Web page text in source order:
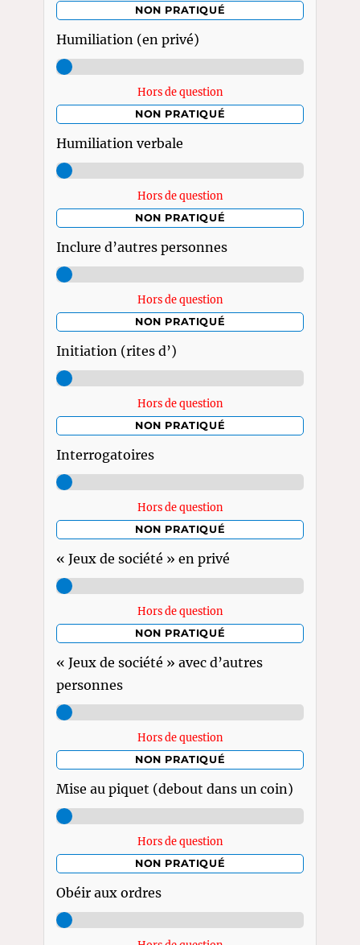
NON PRATIQUÉ
Humiliation (en privé)
Hors de question
NON PRATIQUÉ
Humiliation verbale
Hors de question
NON PRATIQUÉ
Inclure d’autres personnes
Hors de question
NON PRATIQUÉ
Initiation (rites d’)
Hors de question
NON PRATIQUÉ
Interrogatoires
Hors de question
NON PRATIQUÉ
« Jeux de société » en privé
Hors de question
NON PRATIQUÉ
« Jeux de société » avec d’autres
personnes
Hors de question
NON PRATIQUÉ
Mise au piquet (debout dans un coin)
Hors de question
NON PRATIQUÉ
Obéir aux ordres